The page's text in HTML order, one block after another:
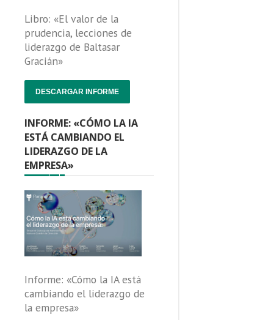
Libro: «El valor de la
prudencia, lecciones de
liderazgo de Baltasar
Gracián»
DESCARGAR INFORME
INFORME: «CÓMO LA IA
ESTÁ CAMBIANDO EL
LIDERAZGO DE LA
EMPRESA»
Informe: «Cómo la IA está
cambiando el liderazgo de
la empresa»